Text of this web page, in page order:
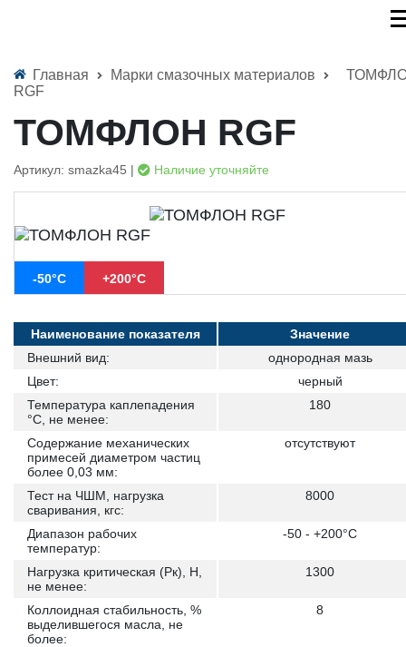
Главная Марки смазочных материалов
RGF
ТОМФЛОН RGF
Артикул: smazka45 | Наличие уточняйте
-50°C +200°C
Наименование показателя
Значение
Внешний вид:
однородная мазь
Цвет:
черный
Температура каплепадения
°С, не менее:
180
Содержание механических
примесей диаметром частиц
более 0,03 мм:
отсутствуют
Тест на ЧШМ, нагрузка
сваривания, кгс:
8000
Диапазон рабочих
температур:
-50 - +200°C
Нагрузка критическая (Рк), Н,
не менее:
1300
Коллоидная стабильность, %
выделившегося масла, не
более:
8